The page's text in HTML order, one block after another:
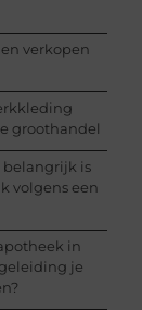
verkopen
groothandel
belangrijk is
volgens een
in
je